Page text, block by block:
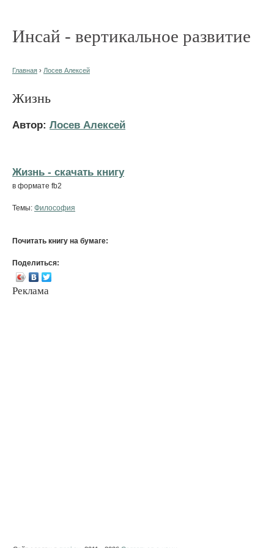
Инсай - вертикальное развитие
Главная › Лосев Алексей
Жизнь
Автор: Лосев Алексей
Жизнь - cкачать книгу
в формате fb2
Темы: Философия
Почитать книгу на бумаге:
Поделиться:
Реклама